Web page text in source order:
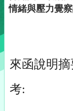
情緒與壓力覺
來函說明
考: